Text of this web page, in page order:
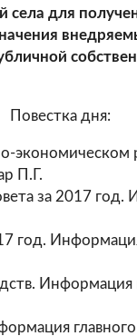
села для
Повестка дня:
экономическом
П.Г.
за 2017 год.
год.
Информация
главного